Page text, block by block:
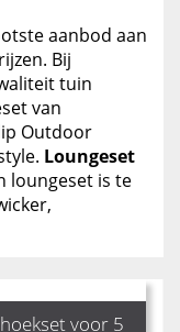
aanbod aan
Bij
tuin
van
Outdoor
Loungeset
loungeset is te
voor 5